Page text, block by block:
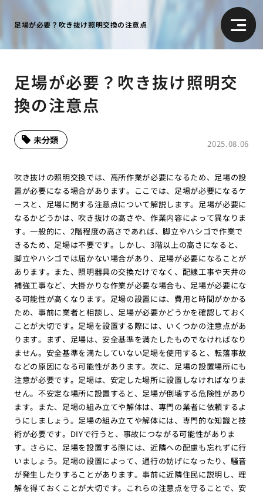
足場が必要？吹き抜け照明交換の注意点
足場が必要？吹き抜け照明交
換の注意点
2025.08.06
未分類
吹き抜けの照明交換では、高所作業が必要になるため、足場の設
置が必要になる場合があります。ここでは、足場が必要になるケ
ースと、足場に関する注意点について解説します。足場が必要に
なるかどうかは、吹き抜けの高さや、作業内容によって異なりま
す。一般的に、2階程度の高さであれば、脚立やハシゴで作業で
きるため、足場は不要です。しかし、3階以上の高さになると、
脚立やハシゴでは届かない場合があり、足場が必要になることが
あります。また、照明器具の交換だけでなく、配線工事や天井の
補強工事など、大掛かりな作業が必要な場合も、足場が必要にな
る可能性が高くなります。足場の設置には、費用と時間がかかる
ため、事前に業者と相談し、足場が必要かどうかを確認しておく
ことが大切です。足場を設置する際には、いくつかの注意点があ
ります。まず、足場は、安全基準を満たしたものでなければなり
ません。安全基準を満たしていない足場を使用すると、転落事故
などの原因になる可能性があります。次に、足場の設置場所にも
注意が必要です。足場は、安定した場所に設置しなければなりま
せん。不安定な場所に設置すると、足場が倒壊する危険性があり
ます。また、足場の組み立てや解体は、専門の業者に依頼するよ
うにしましょう。足場の組み立てや解体には、専門的な知識と技
術が必要です。DIYで行うと、事故につながる可能性がありま
す。さらに、足場を設置する際には、近隣への配慮も忘れずに行
いましょう。足場の設置によって、通行の妨げになったり、騒音
が発生したりすることがあります。事前に近隣住民に説明し、理
解を得ておくことが大切です。これらの注意点を守ることで、安